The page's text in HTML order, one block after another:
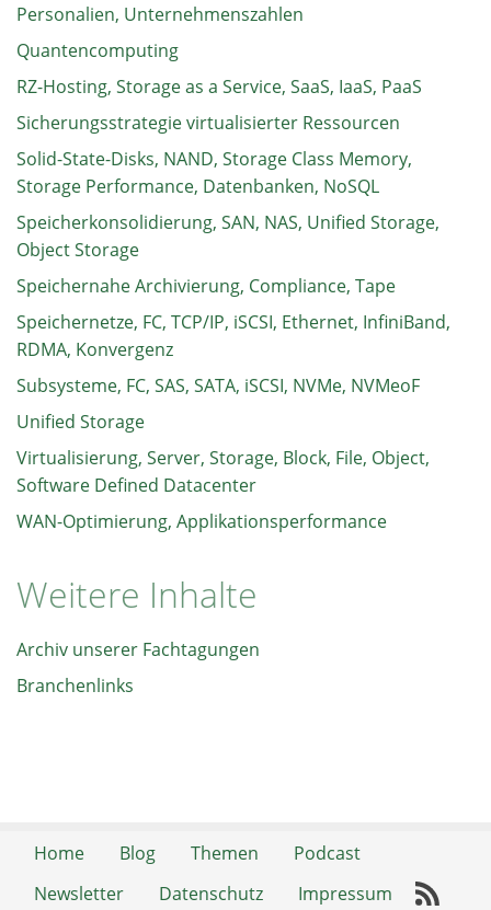
Personalien, Unternehmenszahlen
Quantencomputing
RZ-Hosting, Storage as a Service, SaaS, IaaS, PaaS
Sicherungsstrategie virtualisierter Ressourcen
Solid-State-Disks, NAND, Storage Class Memory,
Storage Performance, Datenbanken, NoSQL
Speicherkonsolidierung, SAN, NAS, Unified Storage,
Object Storage
Speichernahe Archivierung, Compliance, Tape
Speichernetze, FC, TCP/IP, iSCSI, Ethernet, InfiniBand,
RDMA, Konvergenz
Subsysteme, FC, SAS, SATA, iSCSI, NVMe, NVMeoF
Unified Storage
Virtualisierung, Server, Storage, Block, File, Object,
Software Defined Datacenter
WAN-Optimierung, Applikationsperformance
Weitere Inhalte
Archiv unserer Fachtagungen
Branchenlinks
Home Blog Themen
Podcast
Newsletter
Datenschutz Impressum